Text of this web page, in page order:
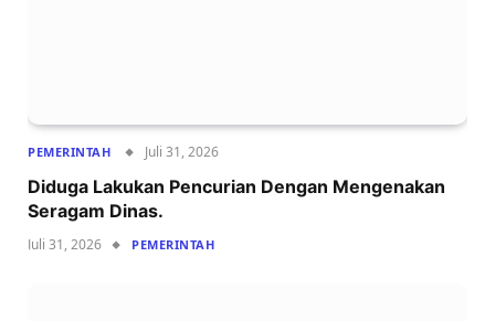
PEMERINTAH Juli 31, 2026
Diduga Lakukan Pencurian Dengan Mengenakan
Seragam Dinas.
Juli 31, 2026 PEMERINTAH